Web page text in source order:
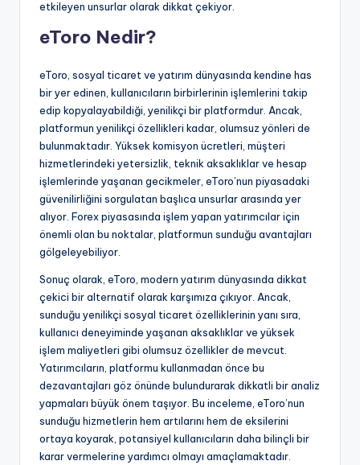
etkileyen unsurlar olarak dikkat çekiyor.
eToro Nedir?
eToro, sosyal ticaret ve yatırım dünyasında kendine has
bir yer edinen, kullanıcıların birbirlerinin işlemlerini takip
edip kopyalayabildiği, yenilikçi bir platformdur. Ancak,
platformun yenilikçi özellikleri kadar, olumsuz yönleri de
bulunmaktadır. Yüksek komisyon ücretleri, müşteri
hizmetlerindeki yetersizlik, teknik aksaklıklar ve hesap
işlemlerinde yaşanan gecikmeler, eToro’nun piyasadaki
güvenilirliğini sorgulatan başlıca unsurlar arasında yer
alıyor. Forex piyasasında işlem yapan yatırımcılar için
önemli olan bu noktalar, platformun sunduğu avantajları
gölgeleyebiliyor.
Sonuç olarak, eToro, modern yatırım dünyasında dikkat
çekici bir alternatif olarak karşımıza çıkıyor. Ancak,
sunduğu yenilikçi sosyal ticaret özelliklerinin yanı sıra,
kullanıcı deneyiminde yaşanan aksaklıklar ve yüksek
işlem maliyetleri gibi olumsuz özellikler de mevcut.
Yatırımcıların, platformu kullanmadan önce bu
dezavantajları göz önünde bulundurarak dikkatli bir analiz
yapmaları büyük önem taşıyor. Bu inceleme, eToro’nun
sunduğu hizmetlerin hem artılarını hem de eksilerini
ortaya koyarak, potansiyel kullanıcıların daha bilinçli bir
karar vermelerine yardımcı olmayı amaçlamaktadır.